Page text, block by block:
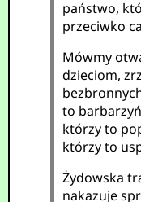
państwo,
przeciwko
Mówmy
dzieciom,
to
którzy to
którzy to
Żydowska
nakazuje